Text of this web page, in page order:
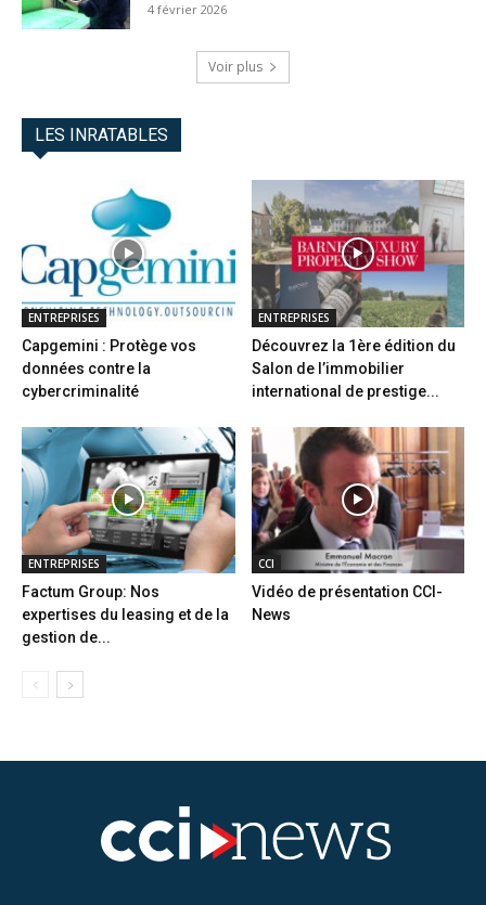
4 février 2026
Voir plus
LES INRATABLES
ENTREPRISES
Capgemini : Protège vos
données contre la
cybercriminalité
ENTREPRISES
Découvrez la 1ère édition du
Salon de l’immobilier
international de prestige...
ENTREPRISES
Factum Group: Nos
expertises du leasing et de la
gestion de...
CCI
Vidéo de présentation CCI-
News